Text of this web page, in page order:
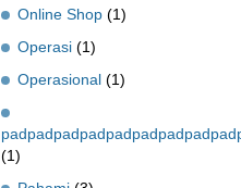
Online Shop (1)
Operasi (1)
Operasional (1)
(1)